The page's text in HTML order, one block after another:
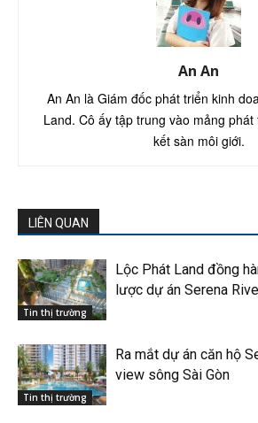
An An
An An là Giám đốc phát triển kinh
Land. Cô ấy tập trung vào mảng phát
kết sàn môi giới.
LIÊN QUAN
Tin thị trường
Lộc Phát Land đồng
lược dự án Serena
Tin thị trường
Ra mắt dự án căn hộ
view sông Sài Gòn